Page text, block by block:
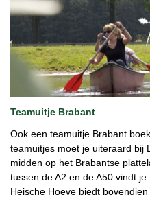
Teamuitje Brabant
Ook een teamuitje Brabant
teamuitjes moet je uiteraard bij
midden op het Brabantse
tussen de A2 en de A50 vindt
Heische Hoeve biedt